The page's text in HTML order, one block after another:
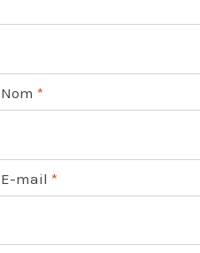
Nom *
E-mail *